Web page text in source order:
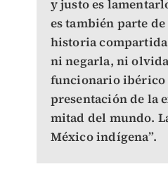
y justo es
es también parte
historia
ni negarla, ni
funcionario ibérico
presentación de la
mitad del mundo.
México indígena”.